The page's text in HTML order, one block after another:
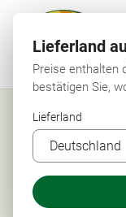
Lieferland
Preise enthalten
bestätigen Sie,
Lieferland